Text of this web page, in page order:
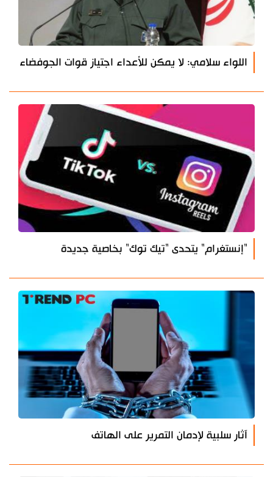
اللواء سلامي: لا يمكن للأعداء اجتياز قوات الجوفضاء
"إنستغرام" يتحدى "تيك توك" بخاصية جديدة
آثار سلبية لإدمان التمرير على الهاتف